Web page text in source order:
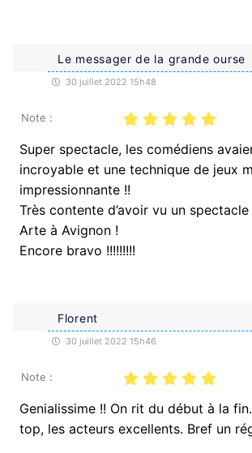
Le messager de la grande ourse
30 juillet 2022 15h48
Note :
Super spectacle, les comédiens
incroyable et une technique de jeux
impressionnante !!
Très contente d’avoir vu un
Arte à Avignon !
Encore bravo !!!!!!!!!
Florent
30 juillet 2022 15h46
Note :
Genialissime !! On rit du début à la
top, les acteurs excellents. Bref un